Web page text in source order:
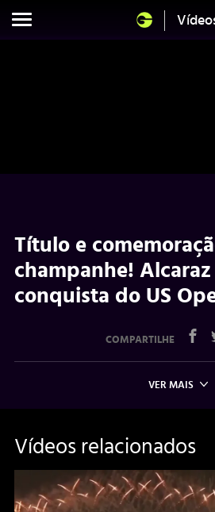
Título e
champanhe!
conquista do US
COMPARTILHE
VER MAIS
Vídeos relacionados